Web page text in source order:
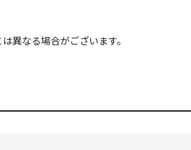
異なる場合がございます。